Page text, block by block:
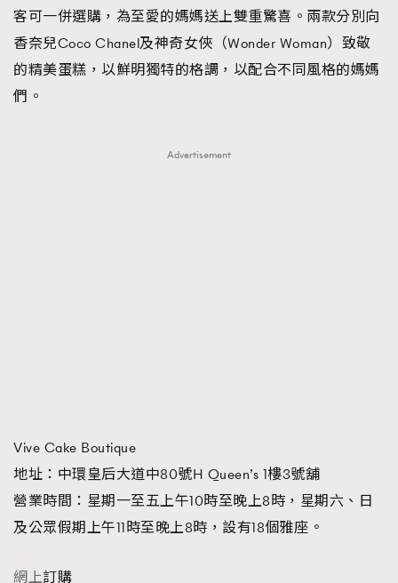
客可一併選購，為至愛的媽媽送上雙重驚喜。兩款分別向
香奈兒Coco Chanel及神奇女俠（Wonder Woman）致敬
的精美蛋糕，以鮮明獨特的格調，以配合不同風格的媽媽
們。
Advertisement
Vive Cake Boutique
地址：中環皇后大道中80號H Queen’s 1樓3號舖
營業時間：星期一至五上午10時至晚上8時，星期六、日
及公眾假期上午11時至晚上8時，設有18個雅座。
網上訂購